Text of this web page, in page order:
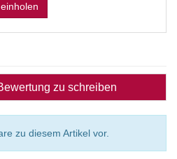
zu schreiben
zu diesem Artikel vor.